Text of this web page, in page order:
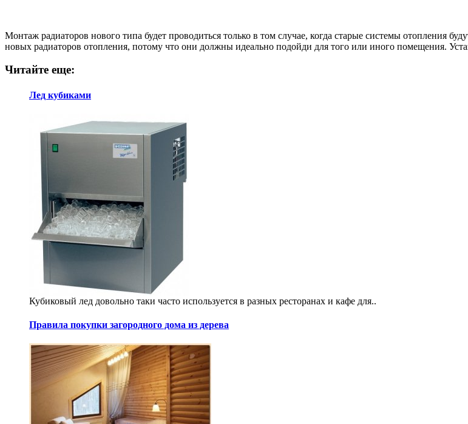
Монтаж радиаторов нового типа будет проводиться только в том случае, когда старые системы отопления
новых радиаторов отопления, потому что они должны идеально подойди для того или иного помещения.
Читайте еще:
Лед кубиками
Кубиковый лед довольно таки часто используется в разных ресторанах и кафе для..
Правила покупки загородного дома из дерева